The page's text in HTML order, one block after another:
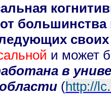
и может
в
(http://